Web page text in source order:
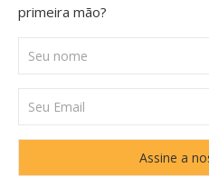
primeira mão?